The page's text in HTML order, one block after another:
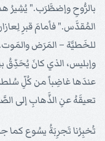
بالرُّوحِ وإضطَّرَب." يُشِيرُ
المُقدَّس." فأمامَ قبرِ
للخَطيَّة – المَرَض
وإبليس، الذي كانَ يُحَدِّقُ
عندَها غاضِباً من كُلِّ
تعيقَهُ عنِ الذَّهابِ إلى
تُخبِرُنا تَجرِبَةُ يسُوع كما